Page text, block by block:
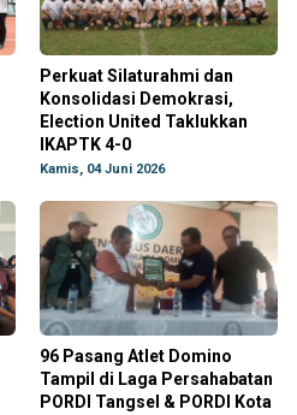
Perkuat Silaturahmi dan
Konsolidasi Demokrasi,
Election United Taklukkan
IKAPTK 4-0
Kamis, 04 Juni 2026
96 Pasang Atlet Domino
Tampil di Laga Persahabatan
PORDI Tangsel & PORDI Kota